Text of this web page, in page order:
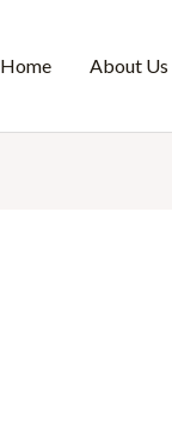
Home About Us